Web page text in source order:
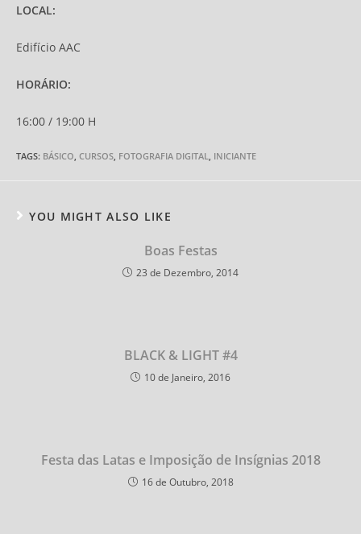
LOCAL:
Edifício AAC
HORÁRIO:
16:00 / 19:00 H
TAGS: BÁSICO, CURSOS, FOTOGRAFIA DIGITAL, INICIANTE
YOU MIGHT ALSO LIKE
Boas Festas
23 de Dezembro, 2014
BLACK & LIGHT #4
10 de Janeiro, 2016
Festa das Latas e Imposição de Insígnias 2018
16 de Outubro, 2018